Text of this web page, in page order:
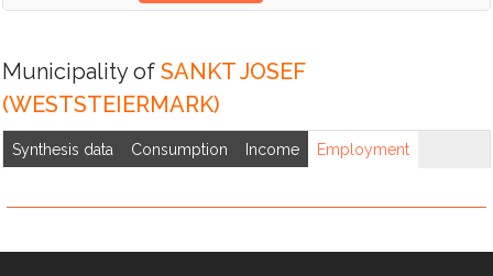
Municipality of SANKT JOSEF
(WESTSTEIERMARK)
Synthesis data Consumption Income Employment